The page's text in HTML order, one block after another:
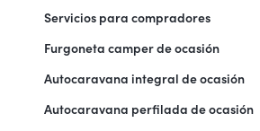
Servicios para compradores
Furgoneta camper de ocasión
Autocaravana integral de ocasión
Autocaravana perfilada de ocasión